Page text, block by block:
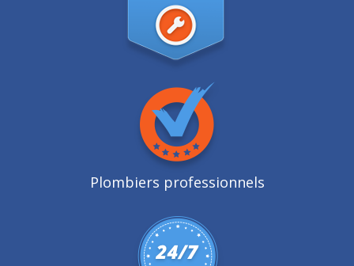
Plombiers professionnels